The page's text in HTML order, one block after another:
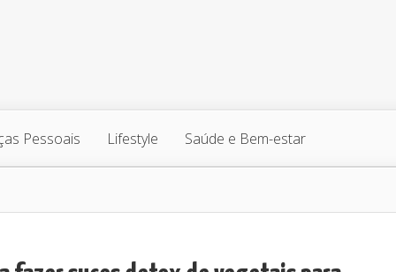
Pessoais Lifestyle Saúde e Bem-estar